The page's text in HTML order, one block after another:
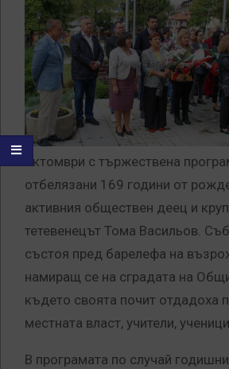
октомври с тържествена
отбелязани 169 години от
активния обществен деец и
тетевенецът Тома Васильов.
състоя пред барелефа на
намиращ се на сградата на
където своята почит отдадоха
местната власт, учители,
В програмата по случай